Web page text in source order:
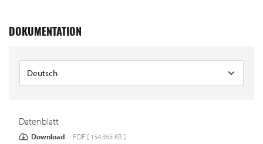
DOKUMENTATION
Datenblatt
Download PDF [ 154.355 KB ]